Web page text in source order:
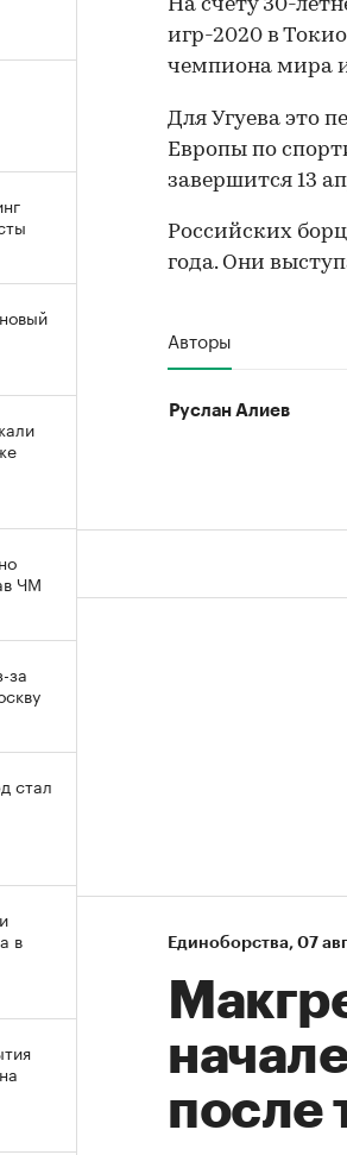
На счету 30-
игр-2020 в
чемпиона мира
Для Угуева это
Европы по
завершится 13
Российских
года. Они
Авторы
Руслан Алиев
Единоборства⁠, 07
после
ЧМ
за
стал
в